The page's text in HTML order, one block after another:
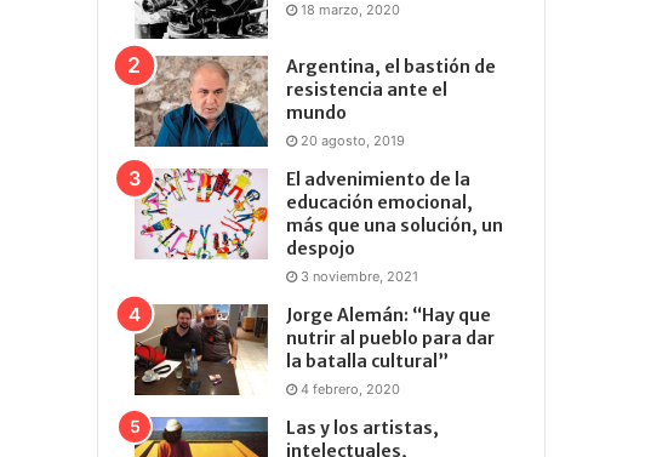
18 marzo, 2020
Argentina, el bastión de
resistencia ante el
mundo
20 agosto, 2019
El advenimiento de la
educación emocional,
más que una solución, un
despojo
3 noviembre, 2021
Jorge Alemán: “Hay que
nutrir al pueblo para dar
la batalla cultural”
4 febrero, 2020
Las y los artistas,
intelectuales,